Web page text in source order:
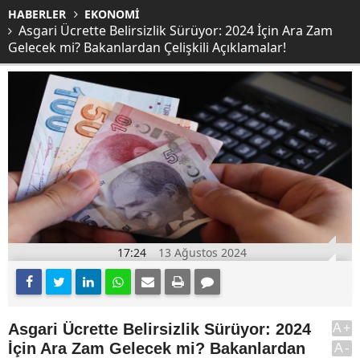
HABERLER EKONOMİ
Asgari Ücrette Belirsizlik Sürüyor: 2024 İçin Ara Zam
Gelecek mi? Bakanlardan Çelişkili Açıklamalar!
17:24 13 Ağustos 2024
Asgari Ücrette Belirsizlik Sürüyor: 2024
İçin Ara Zam Gelecek mi? Bakanlardan
A+
A-